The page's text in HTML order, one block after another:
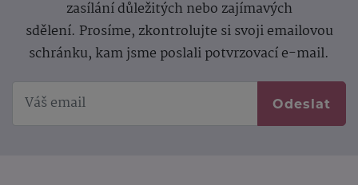
zasílání důležitých nebo zajímavých
sdělení. Prosíme, zkontrolujte si svoji emailovou
schránku, kam jsme poslali potvrzovací e-mail.
Odeslat